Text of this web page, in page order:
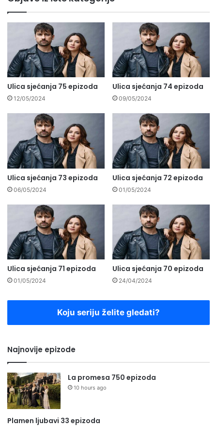
Ulica sjećanja 75 epizoda
12/05/2024
Ulica sjećanja 74 epizoda
09/05/2024
Ulica sjećanja 73 epizoda
06/05/2024
Ulica sjećanja 72 epizoda
01/05/2024
Ulica sjećanja 71 epizoda
01/05/2024
Ulica sjećanja 70 epizoda
24/04/2024
Koju seriju želite gledati?
Najnovije epizode
La promesa 750 epizoda
10 hours ago
Plamen ljubavi 33 epizoda